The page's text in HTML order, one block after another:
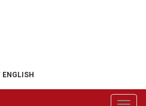
ENGLISH